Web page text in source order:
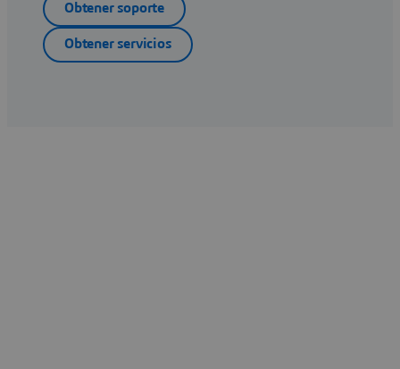
Obtener soporte
Obtener servicios